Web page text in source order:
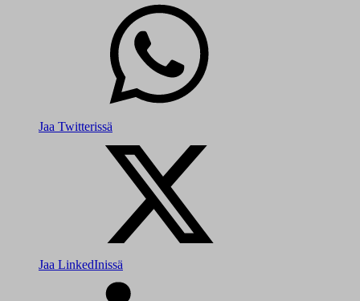
Jaa Twitterissä
Jaa LinkedInissä